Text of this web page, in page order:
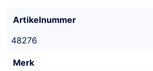
Artikelnummer
48276
Merk